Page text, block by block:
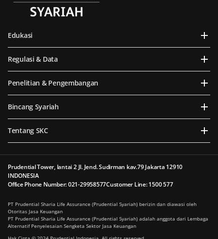
Edukasi
Regulasi & Data
Penelitian & Pengembangan
Bincang Syariah
Tentang SKC
Prudential Tower, lantai 2 Jl. Jend. Sudirman kav.79 Jakarta 12910
INDONESIA
Office Phone Number: 021-29958577Customer Line: 1500 577
PT Prudential Sharia Life Assurance (Prudential Syariah) berizin dan diawasi oleh
Otoritas Jasa Keuangan
PT Prudential Sharia Life Assurance (Prudential Syariah) adalah anggota dari Lembaga
Alternatif Penyelesaian Sengketa Sektor Jasa Keuangan